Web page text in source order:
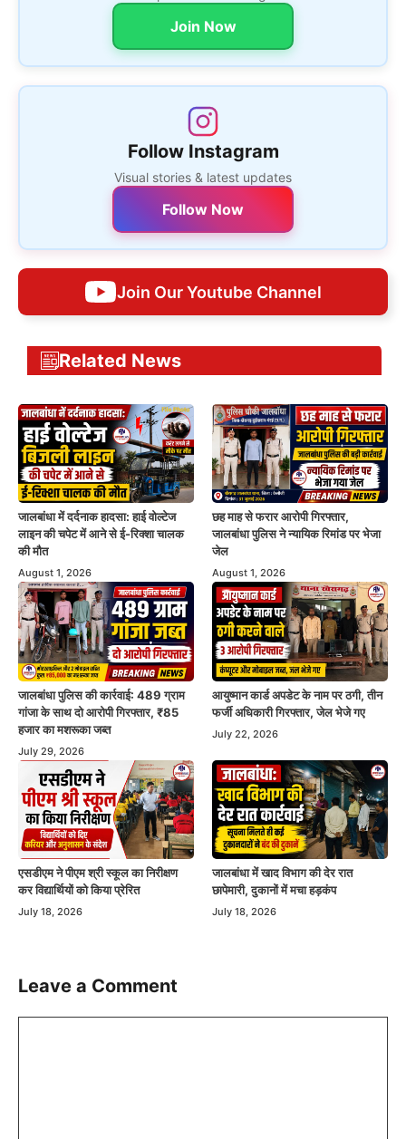
Join Now
Follow Instagram
Visual stories & latest updates
Follow Now
Join Our Youtube Channel
Related News
जालबांधा में दर्दनाक हादसा: हाई वोल्टेज
लाइन की चपेट में आने से ई-रिक्शा चालक
की मौत
August 1, 2026
छह माह से फरार आरोपी गिरफ्तार,
जालबांधा पुलिस ने न्यायिक रिमांड पर भेजा
जेल
August 1, 2026
जालबांधा पुलिस की कार्रवाई: 489 ग्राम
गांजा के साथ दो आरोपी गिरफ्तार, ₹85
हजार का मशरूका जब्त
July 29, 2026
आयुष्मान कार्ड अपडेट के नाम पर ठगी, तीन
फर्जी अधिकारी गिरफ्तार, जेल भेजे गए
July 22, 2026
एसडीएम ने पीएम श्री स्कूल का निरीक्षण
कर विद्यार्थियों को किया प्रेरित
July 18, 2026
जालबांधा में खाद विभाग की देर रात
छापेमारी, दुकानों में मचा हड़कंप
July 18, 2026
Leave a Comment